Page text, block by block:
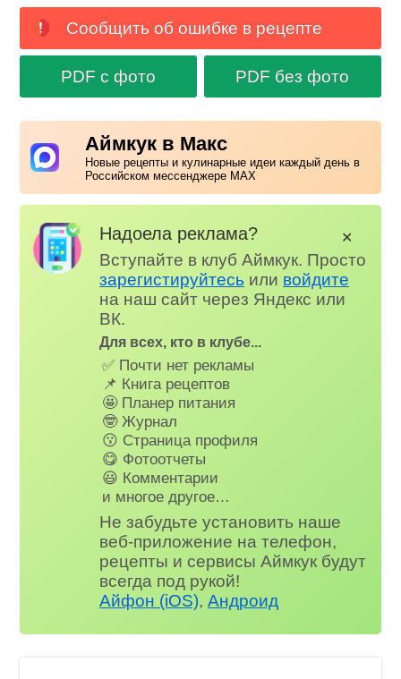
Сообщить об ошибке в рецепте
PDF с фото PDF без фото
Аймкук в Макс
Новые рецепты и кулинарные идеи каждый день в
Российском мессенджере MAX
Надоела реклама?
Вступайте в клуб Аймкук. Просто
зарегистируйтесь или войдите
на наш сайт через Яндекс или
ВК.
Для всех, кто в клубе...
✅ Почти нет рекламы
📌 Книга рецептов
🤩 Планер питания
🤓 Журнал
😗 Страница профиля
😋 Фотоотчеты
😃 Комментарии
и многое другое…
Не забудьте установить наше
веб-приложение на телефон,
рецепты и сервисы Аймкук будут
всегда под рукой!
Айфон (iOS),Андроид
✕